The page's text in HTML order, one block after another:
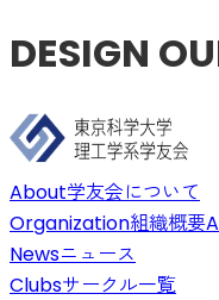
DESIGN
About学友会について
Organization組織概要
Newsニュース
Clubsサークル一覧